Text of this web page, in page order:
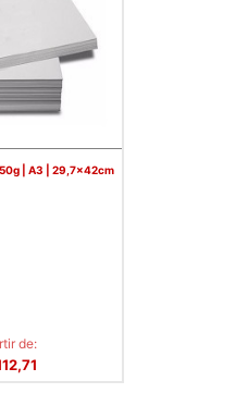
| A3 | 29,7x42cm
de: